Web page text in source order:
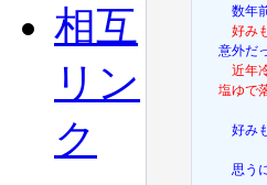
相互
リン
ク
　数年
　好み
意外だ
　近年
塩ゆで
　好み
　思う